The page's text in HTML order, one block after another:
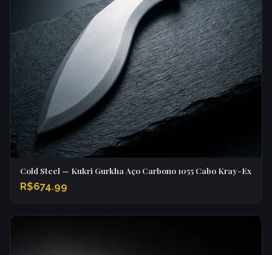
Cold Steel — Kukri Gurkha Aço Carbono 1055 Cabo Kray-Ex
R$674.99